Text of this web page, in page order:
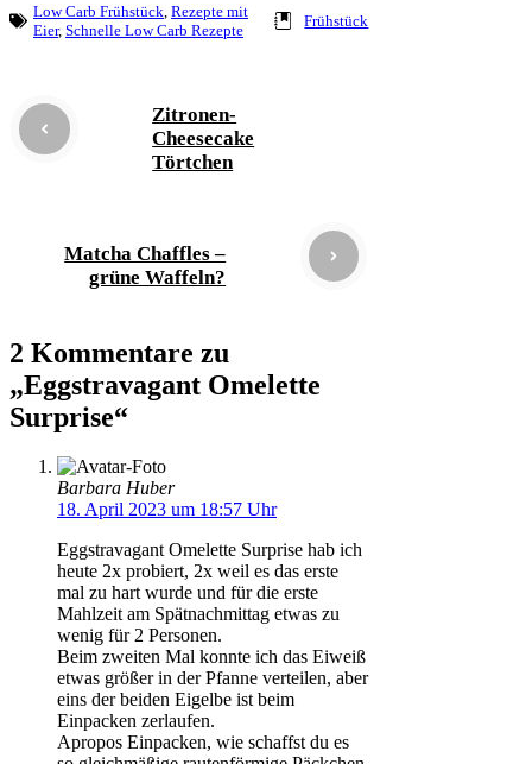
Low Carb Frühstück Rezepte mit
Eier, Schnelle Low Carb Rezepte
Frühstück
Zitronen-
Cheesecake
Törtchen
Matcha Chaffles –
grüne Waffeln?
2 Kommentare zu
„Eggstravagant Omelette
Surprise“
Barbara Huber
18. April 2023 um 18:57 Uhr
Eggstravagant Omelette Surprise hab ich
heute 2x probiert, 2x weil es das erste
mal zu hart wurde und für die erste
Mahlzeit am Spätnachmittag etwas zu
wenig für 2 Personen.
Beim zweiten Mal konnte ich das Eiweiß
etwas größer in der Pfanne verteilen, aber
eins der beiden Eigelbe ist beim
Einpacken zerlaufen.
Apropos Einpacken, wie schaffst du es